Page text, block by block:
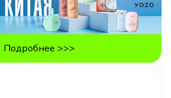
Подробнее >>>